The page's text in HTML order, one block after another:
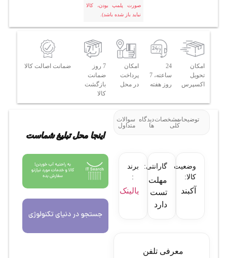
صورت پلمپ بودن، کالا
نباید باز شده باشد).
امکان
تحویل
اکسپرس
24
ساعته، 7
روز هفته
امکان
پرداخت
در محل
7 روز
ضمانت
بازگشت
کالا
ضمانت اصالت کالا
توضیحاتمشخصات
کلی
دیدگاه
ها
سوالات
متداول
وضعیت
کالا:
آکبند
گارانتی:
مهلت
تست
دارد
برند
:
یالینک
معرفی تلفن
اینجا محل تبلیغ شماست